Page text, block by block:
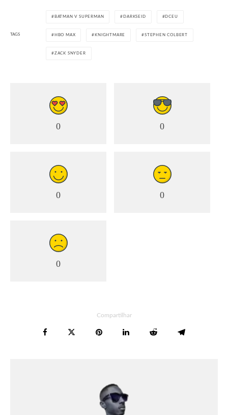
TAGS
BATMAN V SUPERMAN DARKSEID DCEU
HBO MAX KNIGHTMARE STEPHEN COLBERT
ZACK SNYDER
0 0
0 0
0
Compartilhar